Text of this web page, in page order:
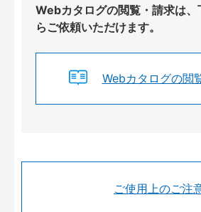
Webカタログの閲覧・請求は、
らご依頼いただけます。
Webカタログの閲
ご使用上のご注